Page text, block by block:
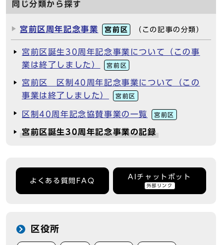
同じ分類から探す
宮前区周年記念事業 宮前区 （この記事の分類）
宮前区誕生30周年記念事業について（この事
業は終了しました）
宮前区
宮前区 区制40周年記念事業について（この
事業は終了しました）
宮前区
区制40周年記念協賛事業の一覧 宮前区
宮前区誕生30周年記念事業の記録
よくある質問FAQ
AIチャットボット
外部リンク
区役所